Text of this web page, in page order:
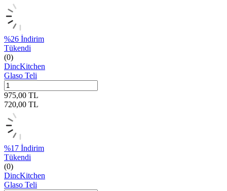
%26 İndirim
Tükendi
(0)
DincKitchen
Glaso Teli
975,00 TL
720,00 TL
%17 İndirim
Tükendi
(0)
DincKitchen
Glaso Teli